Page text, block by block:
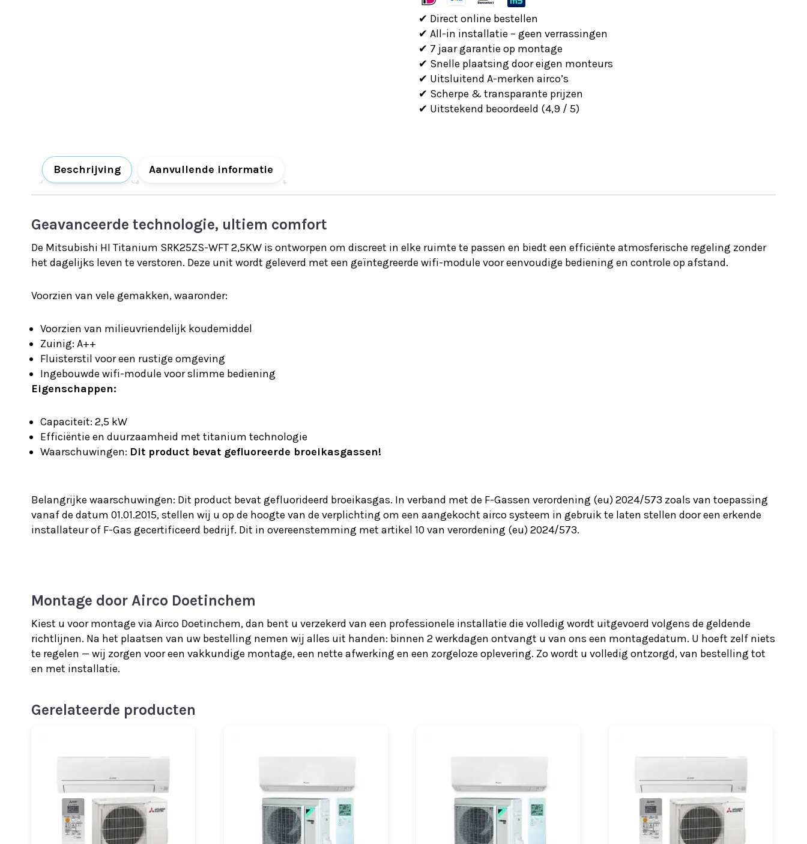
WFT
2,5KW
incl.
wifi
module
aantal
✔ Direct online bestellen
✔ All-in installatie – geen verrassingen
✔ 7 jaar garantie op montage
✔ Snelle plaatsing door eigen monteurs
✔ Uitsluitend A-merken airco’s
✔ Scherpe & transparante prijzen
✔ Uitstekend beoordeeld (4,9 / 5)
Beschrijving Aanvullende informatie
Geavanceerde technologie, ultiem comfort
De Mitsubishi HI Titanium SRK25ZS-WFT 2,5KW is ontworpen om discreet in elke ruimte te passen en biedt een efficiënte atmosferische regeling zonder
het dagelijks leven te verstoren. Deze unit wordt geleverd met een geïntegreerde wifi-module voor eenvoudige bediening en controle op afstand.
Voorzien van vele gemakken, waaronder:
Voorzien van milieuvriendelijk koudemiddel
Zuinig: A++
Fluisterstil voor een rustige omgeving
Ingebouwde wifi-module voor slimme bediening
Eigenschappen:
Capaciteit: 2,5 kW
Efficiëntie en duurzaamheid met titanium technologie
Waarschuwingen: Dit product bevat gefluoreerde broeikasgassen!
Belangrijke waarschuwingen: Dit product bevat gefluorideerd broeikasgas. In verband met de F-Gassen verordening (eu) 2024/573 zoals van toepassing
vanaf de datum 01.01.2015, stellen wij u op de hoogte van de verplichting om een aangekocht airco systeem in gebruik te laten stellen door een erkende
installateur of F-Gas gecertificeerd bedrijf. Dit in overeenstemming met artikel 10 van verordening (eu) 2024/573.
Montage door Airco Doetinchem
Kiest u voor montage via Airco Doetinchem, dan bent u verzekerd van een professionele installatie die volledig wordt uitgevoerd volgens de geldende
richtlijnen. Na het plaatsen van uw bestelling nemen wij alles uit handen: binnen 2 werkdagen ontvangt u van ons een montage­datum. U hoeft zelf niets
te regelen — wij zorgen voor een vakkundige montage, een nette afwerking en een zorgeloze oplevering. Zo wordt u volledig ontzorgd, van bestelling tot
en met installatie.
Gerelateerde producten